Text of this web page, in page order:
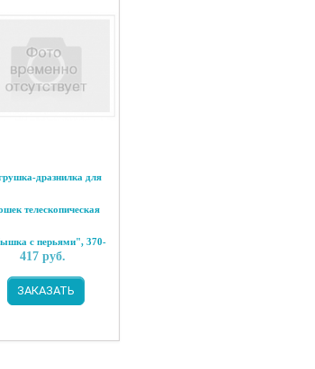
дразнилка для
телескопическая
с перьями", 370-
417 руб.
ЗАКАЗАТЬ